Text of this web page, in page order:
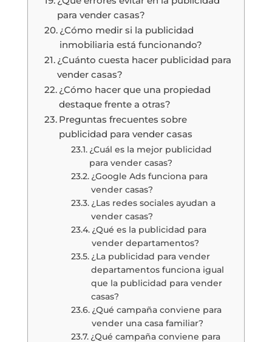
para vender casas?
¿Cómo medir si la publicidad
inmobiliaria está funcionando?
¿Cuánto cuesta hacer publicidad para
vender casas?
¿Cómo hacer que una propiedad
destaque frente a otras?
Preguntas frecuentes sobre
publicidad para vender casas
¿Cuál es la mejor publicidad
para vender casas?
¿Google Ads funciona para
vender casas?
¿Las redes sociales ayudan a
vender casas?
¿Qué es la publicidad para
vender departamentos?
¿La publicidad para vender
departamentos funciona igual
que la publicidad para vender
casas?
¿Qué campaña conviene para
vender una casa familiar?
¿Qué campaña conviene para